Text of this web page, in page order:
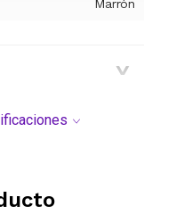
Marrón